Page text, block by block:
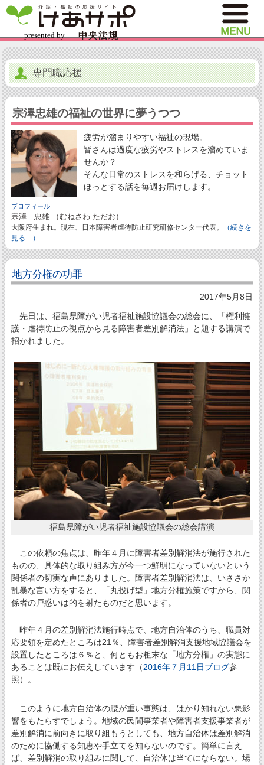
専門職応援
宗澤忠雄の福祉の世界に夢うつつ
疲労が溜まりやすい福祉の現場。
皆さんは過度な疲労やストレスを溜めていま
せんか？
そんな日常のストレスを和らげる、チョット
ほっとする話を毎週お届けします。
プロフィール
宗澤 忠雄 （むねさわ ただお）
大阪府生まれ。現在、日本障害者虐待防止研究研修センター代表。
（続きを
見る…）
地方分権の功罪
2017年5月8日
先日は、福島県障がい児者福祉施設協議会の総会に、「権利擁
護・虐待防止の視点から見る障害者差別解消法」と題する講演で
招かれました。
福島県障がい児者福祉施設協議会の総会講演
この依頼の焦点は、昨年４月に障害者差別解消法が施行された
ものの、具体的な取り組み方が今一つ鮮明になっていないという
関係者の切実な声にありました。障害者差別解消法は、いささか
乱暴な言い方をすると、「丸投げ型」地方分権施策ですから、関
係者の戸惑いは的を射たものだと思います。
昨年４月の差別解消法施行時点で、地方自治体のうち、職員対
応要領を定めたところは21％、障害者差別解消支援地域協議会を
設置したところは６％と、何ともお粗末な「地方分権」の実態に
あることは既にお伝えしています（2016年７月11日ブログ参
照）。
このように地方自治体の腰が重い事態は、はかり知れない悪影
響をもたらすでしょう。地域の民間事業者や障害者支援事業者が
差別解消に前向きに取り組もうとしても、地方自治体は差別解消
のために協働する知恵や手立てを知らないのです。簡単に言え
ば、差別解消の取り組みに関して、自治体は当てにならない。場